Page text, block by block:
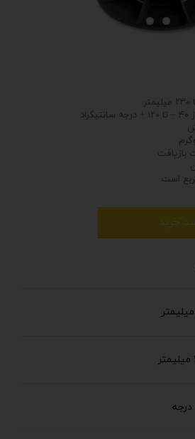
بازیافت
خرید